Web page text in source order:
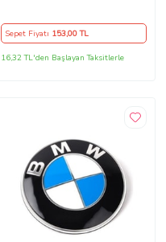
Sepet Fiyatı 153,00 TL
16,32 TL'den Başlayan Taksitlerle